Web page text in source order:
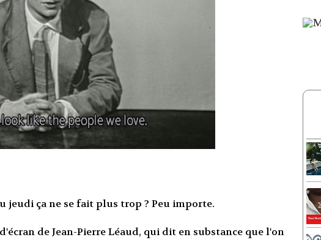
jeudi ça ne se fait plus trop ? Peu importe.
de Jean-Pierre Léaud, qui dit en substance que l'on